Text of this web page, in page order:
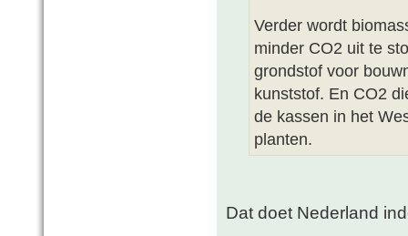
Verder wordt
minder CO2 uit te
grondstof voor
kunststof. En CO2
de kassen in het
planten.
Dat doet Nederland